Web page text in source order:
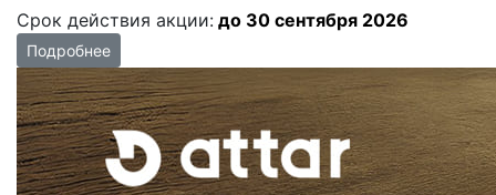
Срок действия акции: до 30 сентября 2026
Подробнее